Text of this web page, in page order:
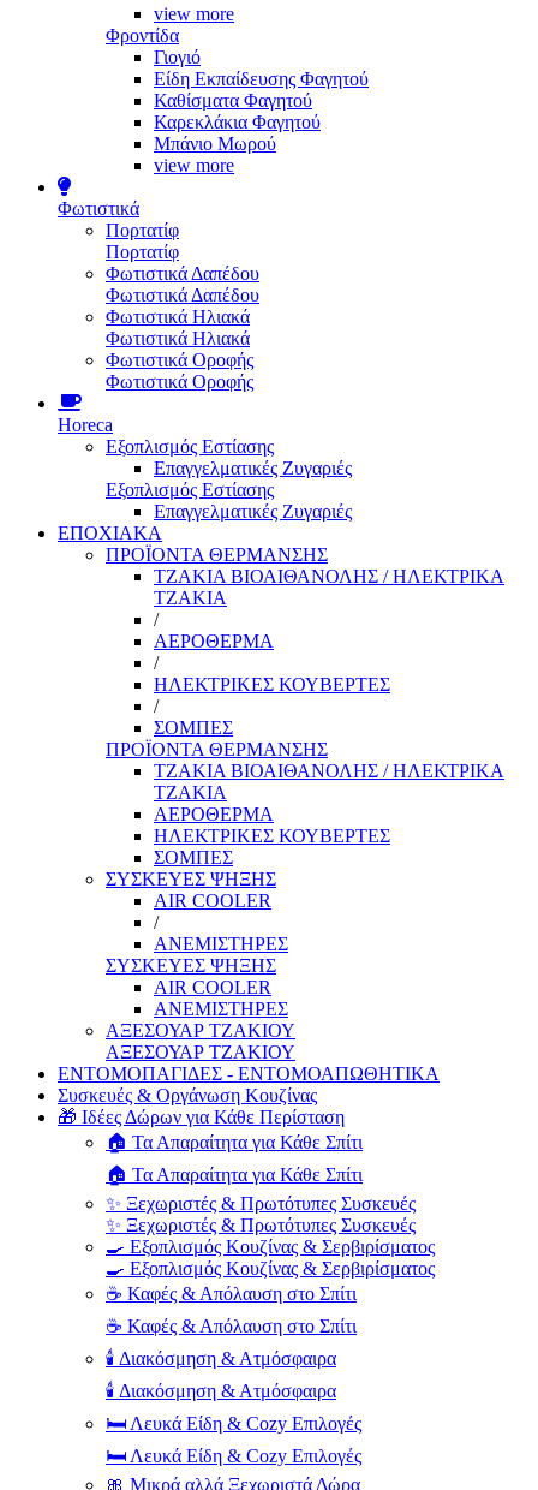
view more
Φροντίδα
Γιογιό
Είδη Εκπαίδευσης Φαγητού
Καθίσματα Φαγητού
Καρεκλάκια Φαγητού
Μπάνιο Μωρού
view more
Φωτιστικά
Πορτατίφ
Πορτατίφ
Φωτιστικά Δαπέδου
Φωτιστικά Δαπέδου
Φωτιστικά Ηλιακά
Φωτιστικά Ηλιακά
Φωτιστικά Οροφής
Φωτιστικά Οροφής
Horeca
Εξοπλισμός Εστίασης
Επαγγελματικές Ζυγαριές
Εξοπλισμός Εστίασης
Επαγγελματικές Ζυγαριές
ΕΠΟΧΙΑΚΑ
ΠΡΟΪΟΝΤΑ ΘΕΡΜΑΝΣΗΣ
ΤΖΑΚΙΑ ΒΙΟΑΙΘΑΝΟΛΗΣ / ΗΛΕΚΤΡΙΚΑ
ΤΖΑΚΙΑ
/
ΑΕΡΟΘΕΡΜΑ
/
ΗΛΕΚΤΡΙΚΕΣ ΚΟΥΒΕΡΤΕΣ
/
ΣΟΜΠΕΣ
ΠΡΟΪΟΝΤΑ ΘΕΡΜΑΝΣΗΣ
ΤΖΑΚΙΑ ΒΙΟΑΙΘΑΝΟΛΗΣ / ΗΛΕΚΤΡΙΚΑ
ΤΖΑΚΙΑ
ΑΕΡΟΘΕΡΜΑ
ΗΛΕΚΤΡΙΚΕΣ ΚΟΥΒΕΡΤΕΣ
ΣΟΜΠΕΣ
ΣΥΣΚΕΥΕΣ ΨΗΞΗΣ
AIR COOLER
/
ΑΝΕΜΙΣΤΗΡΕΣ
ΣΥΣΚΕΥΕΣ ΨΗΞΗΣ
AIR COOLER
ΑΝΕΜΙΣΤΗΡΕΣ
ΑΞΕΣΟΥΑΡ ΤΖΑΚΙΟΥ
ΑΞΕΣΟΥΑΡ ΤΖΑΚΙΟΥ
ΕΝΤΟΜΟΠΑΓΙΔΕΣ - ΕΝΤΟΜΟΑΠΩΘΗΤΙΚΑ
Συσκευές & Οργάνωση Κουζίνας
🎁 Ιδέες Δώρων για Κάθε Περίσταση
🏠 Τα Απαραίτητα για Κάθε Σπίτι
🏠 Τα Απαραίτητα για Κάθε Σπίτι
✨ Ξεχωριστές & Πρωτότυπες Συσκευές
✨ Ξεχωριστές & Πρωτότυπες Συσκευές
🍳 Εξοπλισμός Κουζίνας & Σερβιρίσματος
🍳 Εξοπλισμός Κουζίνας & Σερβιρίσματος
☕ Καφές & Απόλαυση στο Σπίτι
☕ Καφές & Απόλαυση στο Σπίτι
🕯️ Διακόσμηση & Ατμόσφαιρα
🕯️ Διακόσμηση & Ατμόσφαιρα
🛏️ Λευκά Είδη & Cozy Επιλογές
🛏️ Λευκά Είδη & Cozy Επιλογές
🎀 Μικρά αλλά Ξεχωριστά Δώρα